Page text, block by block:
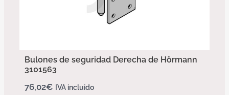
Bulones de seguridad Derecha de Hörmann
3101563
76,02€ IVA incluido